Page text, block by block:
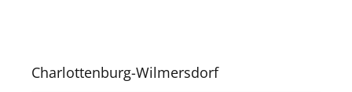
Charlottenburg-Wilmersdorf